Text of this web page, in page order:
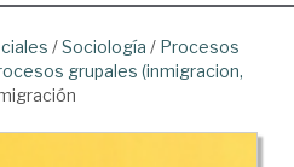
/Sociología / Procesos
grupales (inmigracion,